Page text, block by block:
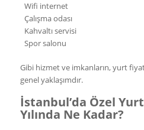
Wifi internet
Çalışma odası
Kahvaltı servisi
Spor salonu
Gibi hizmet ve imkanların, yurt
genel yaklaşımdır.
İstanbul’da Özel
Yılında Ne Kadar?